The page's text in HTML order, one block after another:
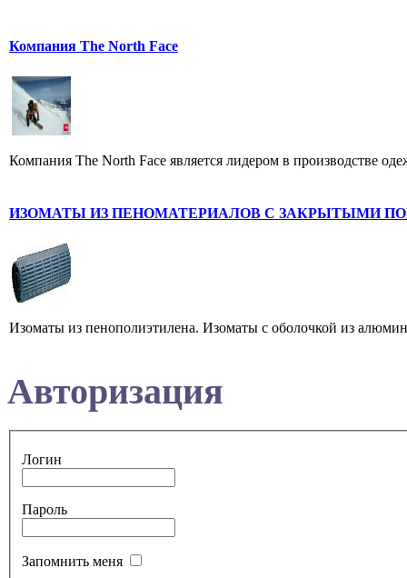
Компания The North Face
Компания The North Face является лидером в производстве
ИЗОМАТЫ ИЗ ПЕНОМАТЕРИАЛОВ С ЗАКРЫТЫМИ
Изоматы из пенополиэтилена. Изоматы с оболочкой из
Авторизация
Логин
Пароль
Запомнить меня